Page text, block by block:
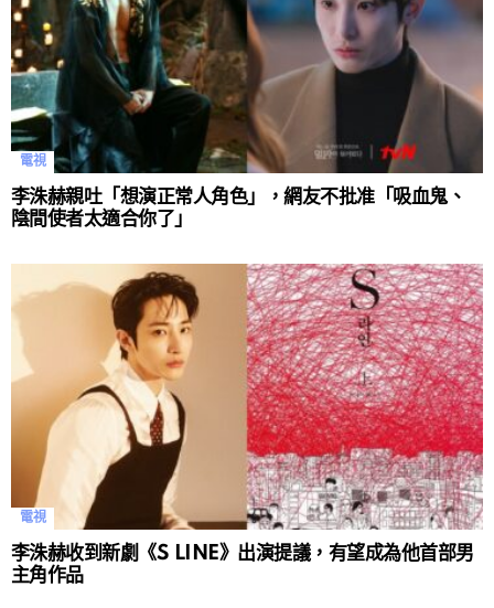
電視
李洙赫親吐「想演正常人角色」，網友不批准「吸血鬼、
陰間使者太適合你了」
電視
李洙赫收到新劇《S LINE》出演提議，有望成為他首部男
主角作品